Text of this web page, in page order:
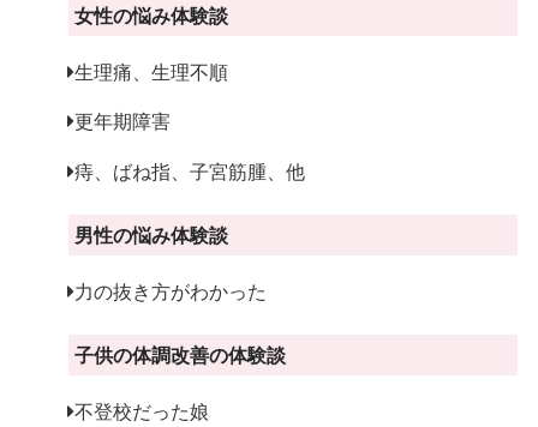
女性の悩み体験談
生理痛、生理不順
更年期障害
痔、ばね指、子宮筋腫、他
男性の悩み体験談
力の抜き方がわかった
子供の体調改善の体験談
不登校だった娘